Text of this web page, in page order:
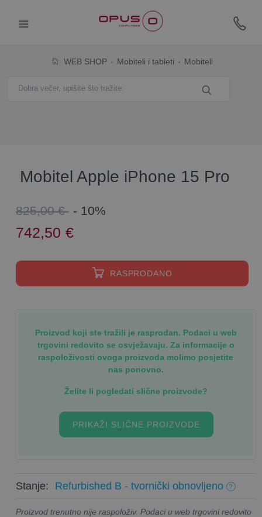
WEB SHOP Mobiteli i tableti Mobiteli
Mobitel Apple iPhone 15 Pro
825,00 € - 10%
742,50 €
RASPRODANO
Proizvod koji ste tražili je rasprodan. Podaci u web
trgovini redovito se osvježavaju. Za informacije o
raspoloživosti ovoga proizvoda molimo posjetite
nas ponovno.
Želite li pogledati slične proizvode?
PRIKAŽI SLIČNE PROIZVODE
Stanje: Refurbished B - tvornički obnovljeno
Proizvod trenutno nije raspoloživ. Podaci u web trgovini redovito